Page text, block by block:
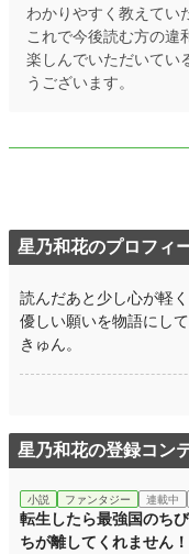
わかりやすく教えてい
これで今後読む方の違
楽しんでいただいてい
うございます。
星乃和花のプロフィ
読んだあと少し心が軽
優しい願いを物語にし
きゅん。
星乃和花の登録コン
小説 ファンタジー 連載中
転生したら最強国のち
ちが離してくれません！